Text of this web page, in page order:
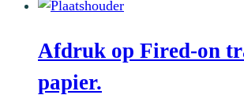
Afdruk op Fired-on
papier.